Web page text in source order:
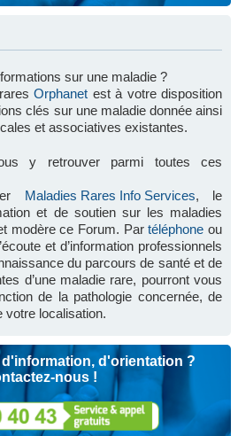
sur une maladie ?
Orphanet est à votre disposition
clés sur une maladie donnée ainsi
et associatives existantes.
y retrouver parmi toutes ces
Maladies Rares Info Services, le
et de soutien sur les maladies
modère ce Forum. Partéléphone ou
et d’information professionnels
du parcours de santé et de
d’une maladie rare, pourront vous
de la pathologie concernée, de
votre localisation.
d'orientation ?
nous !